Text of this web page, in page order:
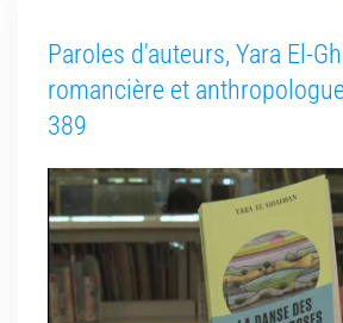
Paroles d'auteurs, Yara El-
romancière et
389